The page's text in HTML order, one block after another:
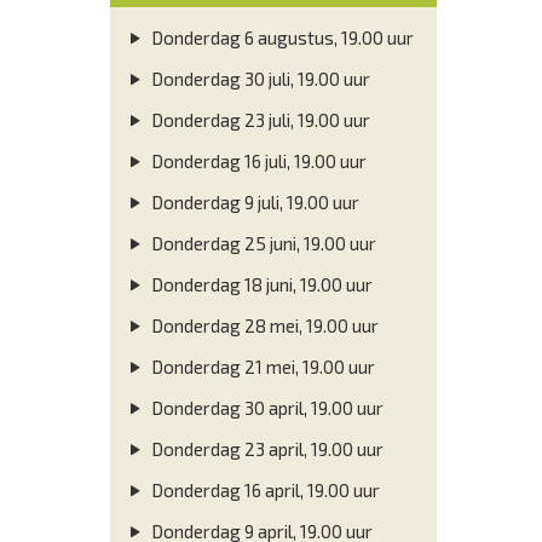
Donderdag 6 augustus, 19.00 uur
Donderdag 30 juli, 19.00 uur
Donderdag 23 juli, 19.00 uur
Donderdag 16 juli, 19.00 uur
Donderdag 9 juli, 19.00 uur
Donderdag 25 juni, 19.00 uur
Donderdag 18 juni, 19.00 uur
Donderdag 28 mei, 19.00 uur
Donderdag 21 mei, 19.00 uur
Donderdag 30 april, 19.00 uur
Donderdag 23 april, 19.00 uur
Donderdag 16 april, 19.00 uur
Donderdag 9 april, 19.00 uur